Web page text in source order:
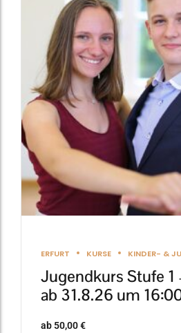
ERFURT KURSE KINDER- &
Jugendkurs Stufe 1
ab 31.8.26 um
ab 50,00€
mehrere
Varianten
auf.
Die
Optionen
können
Produktseite
gewählt
werden